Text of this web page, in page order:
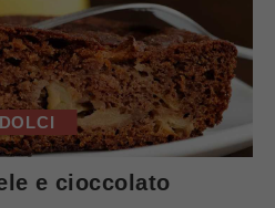
DOLCI
e cioccolato